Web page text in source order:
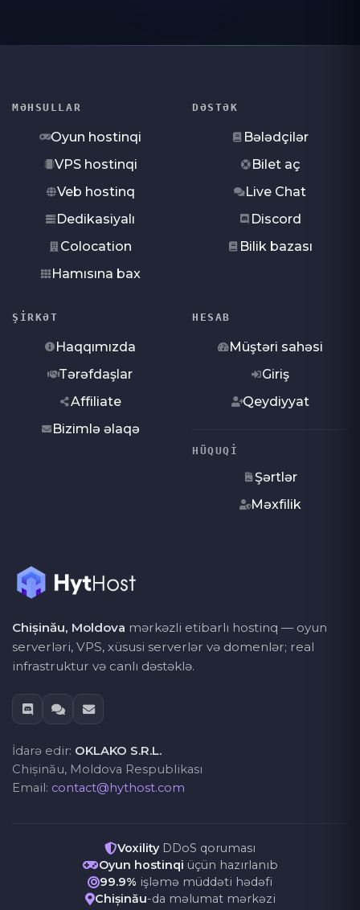
MƏHSULLAR
Oyun hostinqi
VPS hostinqi
Veb hostinq
Dedikasiyalı
Colocation
Hamısına bax
DƏSTƏK
Bələdçilər
Bilet aç
Live Chat
Discord
Bilik bazası
ŞIRKƏT
Haqqımızda
Tərəfdaşlar
Affiliate
Bizimlə əlaqə
HESAB
Müştəri sahəsi
Giriş
Qeydiyyat
HÜQUQI
Şərtlər
Məxfilik
Chișinău, Moldova mərkəzli etibarlı hostinq — oyun
serverləri, VPS, xüsusi serverlər və domenlər; real
infrastruktur və canlı dəstəklə.
İdarə edir: OKLAKO S.R.L.
Chișinău, Moldova Respublikası
Email: contact@hythost.com
VoxilityDDoS qoruması
Oyun hostinqi üçün hazırlanıb
99.9% işləmə müddəti hədəfi
Chișinău-da məlumat mərkəzi